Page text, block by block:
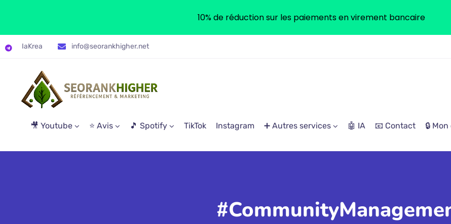
IaKrea info@seorankhigher.net
🎥 Youtube ⭐ Avis 🎵 Spotify TikTok Instagram ➕ Autres services 🤖 IA 📧 Contact 🔒
10% de réduction sur les paiements en virement bancaire